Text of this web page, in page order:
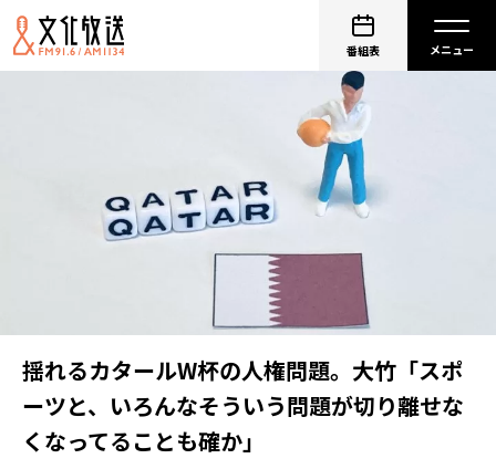
番組表
揺れるカタールW杯の人権問題。大竹「スポ
ーツと、いろんなそういう問題が切り離せな
くなってることも確か」